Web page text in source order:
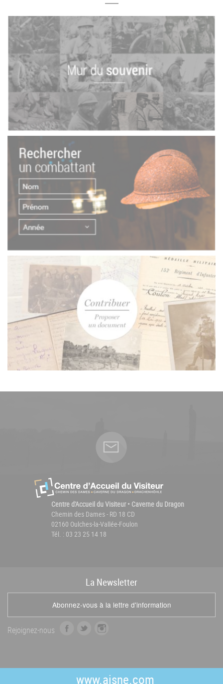
Centre d'Accueil du Visiteur • Caverne du Dragon
Chemin des Dames - RD 18 CD
02160 Oulches-la-Vallée-Foulon
Tél. : 03 23 25 14 18
La Newsletter
Abonnez-vous à la lettre d'information
Rejoignez-nous
b
t
e
a
g
www.aisne.com